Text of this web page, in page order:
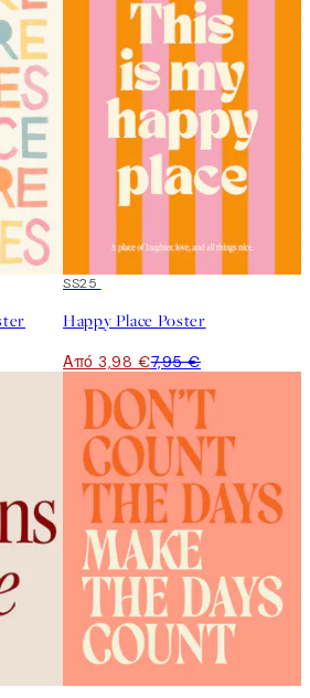
50%*
SS25
Happy Place Poster
Από 3,98 €7,95 €